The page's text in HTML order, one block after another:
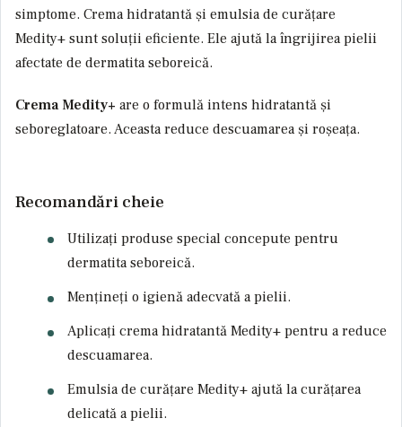
simptome. Crema hidratantă și emulsia de curățare
Medity+ sunt soluții eficiente. Ele ajută la îngrijirea pielii
afectate de dermatita seboreică.
Crema Medity+ are o formulă intens hidratantă și
seboreglatoare. Aceasta reduce descuamarea și roșeața.
Recomandări cheie
Utilizați produse special concepute pentru
dermatita seboreică.
Mențineți o igienă adecvată a pielii.
Aplicați crema hidratantă Medity+ pentru a reduce
descuamarea.
Emulsia de curățare Medity+ ajută la curățarea
delicată a pielii.